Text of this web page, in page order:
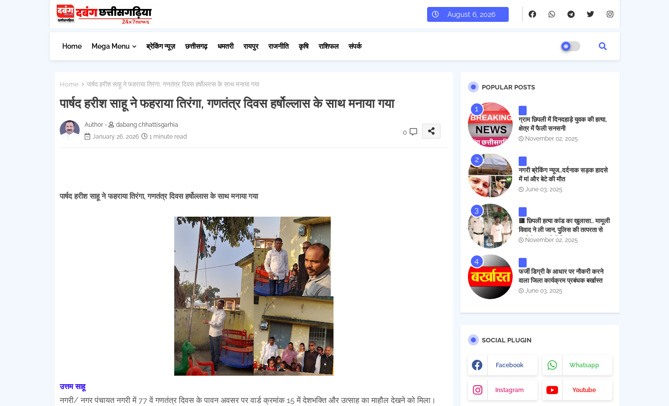
August 6, 2026
Home Mega Menu ब्रेकिंग न्यूज़ छत्तीसगढ़ धमतरी रायपुर राजनीति कृषि राशिफल संपर्क
Home पार्षद हरीश साहू ने फहराया तिरंगा, गणतंत्र दिवस हर्षोल्लास के साथ मनाया गया
पार्षद हरीश साहू ने फहराया तिरंगा, गणतंत्र दिवस हर्षोल्लास के साथ मनाया गया
Author -
dabang chhattisgarhia
January 26, 2026
1 minute read
0
पार्षद हरीश साहू ने फहराया तिरंगा, गणतंत्र दिवस हर्षोल्लास के साथ मनाया गया
उत्तम साहू
नगरी/ नगर पंचायत नगरी में 77 वें गणतंत्र दिवस के पावन अवसर पर वार्ड क्रमांक 15 में देशभक्ति और उत्साह का माहौल देखने को मिला।
POPULAR POSTS
ग्राम छिपली में दिनदहाड़े युवक की हत्या,
क्षेत्र में फैली सनसनी
November 02, 2025
नगरी ब्रेकिंग न्यूज..दर्दनाक सड़क हादसे
में मां और बेटे की मौत
June 03, 2025
🟥 छिपली हत्या कांड का खुलासा.. मामूली
विवाद ने ली जान, पुलिस की तत्परता से
आरोपी चंद घंटों में गिरफ्तार
November 02, 2025
फर्जी डिग्री के आधार पर नौकरी करने
वाला जिला कार्यक्रम प्रबंधक बर्खास्त
June 03, 2025
SOCIAL PLUGIN
Facebook Whatsapp
Instagram Youtube